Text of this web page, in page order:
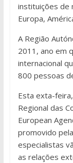
instituições de
Europa,
A Região
2011, ano em
internacional
800 pessoas
Esta exta-
Regional das
European
promovido
especialistas
as relações